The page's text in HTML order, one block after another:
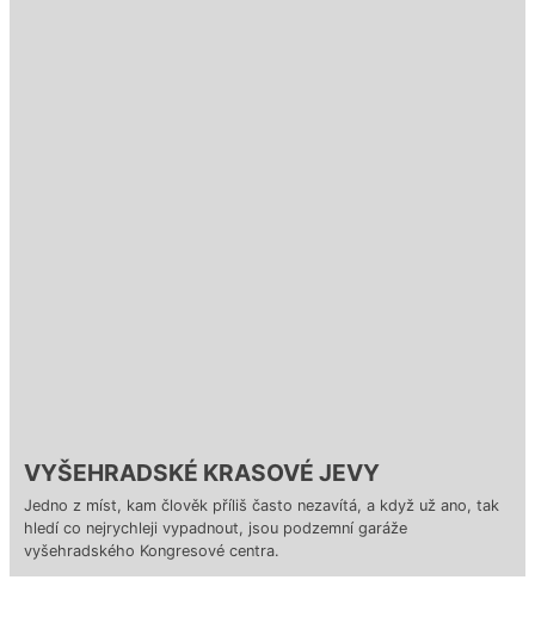
VYŠEHRADSKÉ KRASOVÉ JEVY
Jedno z míst, kam člověk příliš často nezavítá, a když už ano, tak
hledí co nejrychleji vypadnout, jsou podzemní garáže
vyšehradského Kongresové centra.